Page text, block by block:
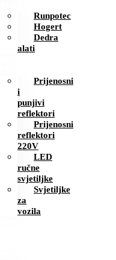
Runpotec
Hogert
Dedra
alati
Prijenosni
i
punjivi
reflektori
Prijenosni
reflektori
220V
LED
ručne
svjetiljke
Svjetiljke
za
vozila